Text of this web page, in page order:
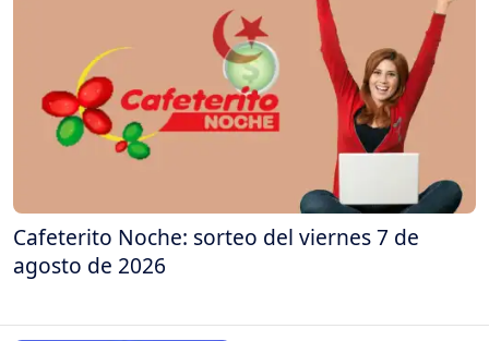
Cafeterito Noche: sorteo del viernes 7 de
agosto de 2026